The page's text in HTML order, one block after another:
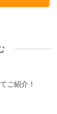
ご紹介！